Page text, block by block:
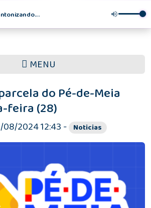
MENU
do Pé-de-Meia
feira (28)
08/2024 12:43 - Noticias